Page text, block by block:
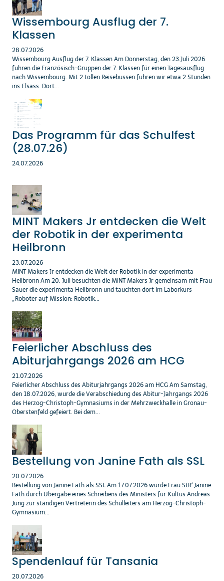
Wissembourg Ausflug der 7.
Klassen
28.07.2026
Wissembourg Ausflug der 7. Klassen Am Donnerstag, den 23.Juli 2026
fuhren die Französisch-Gruppen der 7. Klassen für einen Tagesausflug
nach Wissembourg. Mit 2 tollen Reisebussen fuhren wir etwa 2 Stunden
ins Elsass. Dort...
Das Programm für das Schulfest
(28.07.26)
24.07.2026
MINT Makers Jr entdecken die Welt
der Robotik in der experimenta
Heilbronn
23.07.2026
MINT Makers Jr entdecken die Welt der Robotik in der experimenta
Heilbronn Am 20. Juli besuchten die MINT Makers Jr gemeinsam mit Frau
Sauer die experimenta Heilbronn und tauchten dort im Laborkurs
„Roboter auf Mission: Robotik...
Feierlicher Abschluss des
Abiturjahrgangs 2026 am HCG
21.07.2026
Feierlicher Abschluss des Abiturjahrgangs 2026 am HCG Am Samstag,
den 18.07.2026, wurde die Verabschiedung des Abitur-Jahrgangs 2026
des Herzog-Christoph-Gymnasiums in der Mehrzweckhalle in Gronau-
Oberstenfeld gefeiert. Bei dem...
Bestellung von Janine Fath als SSL
20.07.2026
Bestellung von Janine Fath als SSL Am 17.07.2026 wurde Frau StR‘ Janine
Fath durch Übergabe eines Schreibens des Ministers für Kultus Andreas
Jung zur ständigen Vertreterin des Schulleiters am Herzog-Christoph-
Gymnasium...
Spendenlauf für Tansania
20.07.2026